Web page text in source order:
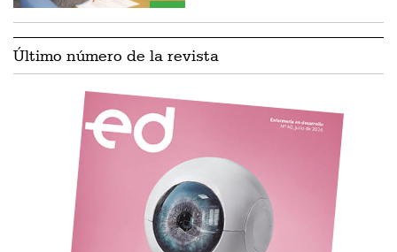
Último número de la revista